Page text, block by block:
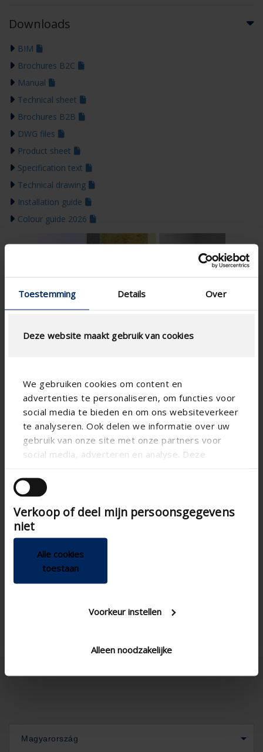
Toestemming Details Over
Deze website maakt gebruik van cookies
We gebruiken cookies om content en
advertenties te personaliseren, om functies voor
social media te bieden en om ons websiteverkeer
te analyseren. Ook delen we informatie over uw
gebruik van onze site met onze partners voor
social media, adverteren en analyse. Deze
andere informatie die u aan ze heeft verstrekt of
die ze hebben verzameld op basis van uw gebruik
van hun services.
Verkoop of deel mijn persoonsgegevens
niet
Alle cookies
toestaan
Voorkeur instellen
Alleen noodzakelijke
Downloads
BIM
Brochures B2C
Manual
Technical sheet
Brochures B2B
DWG files
Product sheet
Specification text
Technical drawing
Installation guide
Colour guide 2026
Magyarország